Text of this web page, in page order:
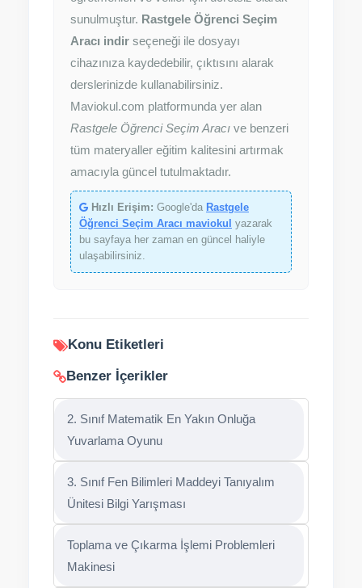
sunulmuştur. Rastgele Öğrenci Seçim
Aracı indir seçeneği ile dosyayı
cihazınıza kaydedebilir, çıktısını alarak
derslerinizde kullanabilirsiniz.
Maviokul.com platformunda yer alan
Rastgele Öğrenci Seçim Aracı ve benzeri
tüm materyaller eğitim kalitesini artırmak
amacıyla güncel tutulmaktadır.
Hızlı Erişim: Google'da Rastgele
Öğrenci Seçim Aracı maviokul yazarak
bu sayfaya her zaman en güncel haliyle
ulaşabilirsiniz.
Konu Etiketleri
Benzer İçerikler
2. Sınıf Matematik En Yakın Onluğa
Yuvarlama Oyunu
3. Sınıf Fen Bilimleri Maddeyi Tanıyalım
Ünitesi Bilgi Yarışması
Toplama ve Çıkarma İşlemi Problemleri
Makinesi